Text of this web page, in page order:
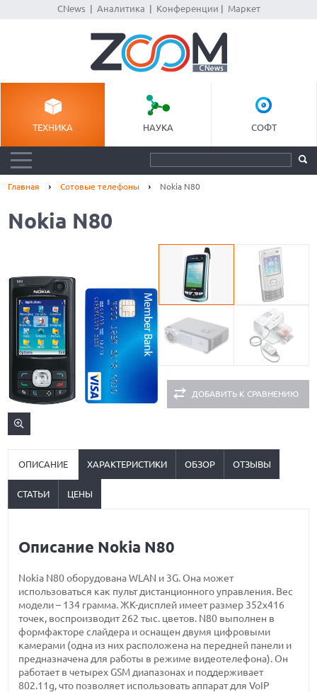
CNews| Аналитика Конференции Маркет
ТЕХНИКА НАУКА СОФТ
Главная Сотовые телефоны Nokia N80
Nokia N80
ДОБАВИТЬ К СРАВНЕНИЮ
ОПИСАНИЕ ХАРАКТЕРИСТИКИ ОБЗОР ОТЗЫВЫ
СТАТЬИ ЦЕНЫ
Описание Nokia N80
Nokia N80 оборудована WLAN и 3G. Она может
использоваться как пульт дистанционного управления. Вес
модели – 134 грамма. ЖК-дисплей имеет размер 352х416
точек, воспроизводит 262 тыс. цветов. N80 выполнен в
формфакторе слайдера и оснащен двумя цифровыми
камерами (одна из них расположена на передней панели и
предназначена для работы в режиме видеотелефона). Он
работает в четырех GSM диапазонах и поддерживает
802.11g, что позволяет использовать аппарат для VoIP